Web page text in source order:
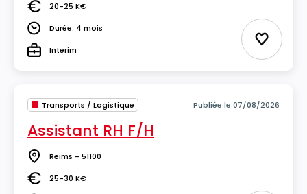
Salaire20-25 K€
DuréeDurée: 4 mois
TypeInterim Ajouter
Transports / Logistique Publiée le 07/08/2026
Assistant RH F/H
Lieu Reims - 51100
Salaire25-30 K€